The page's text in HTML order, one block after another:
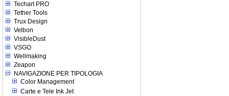
Techart PRO
Tether Tools
Trux Design
Velbon
VisibleDust
VSGO
Wellmaking
Zeapon
NAVIGAZIONE PER TIPOLOGIA
Color Management
Carte e Tele Ink Jet